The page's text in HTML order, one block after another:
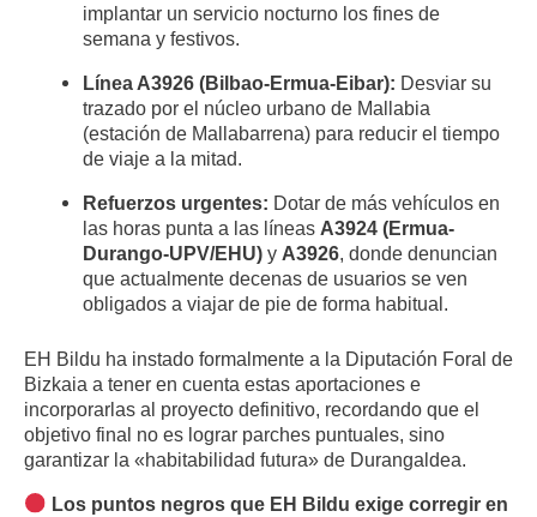
implantar un servicio nocturno los fines de
semana y festivos.
Línea A3926 (Bilbao-Ermua-Eibar): Desviar su
trazado por el núcleo urbano de Mallabia
(estación de Mallabarrena) para reducir el tiempo
de viaje a la mitad.
Refuerzos urgentes: Dotar de más vehículos en
las horas punta a las líneas A3924 (Ermua-
Durango-UPV/EHU) y A3926, donde denuncian
que actualmente decenas de usuarios se ven
obligados a viajar de pie de forma habitual .
EH Bildu ha instado formalmente a la Diputación Foral de
Bizkaia a tener en cuenta estas aportaciones e
incorporarlas al proyecto definitivo, recordando que el
objetivo final no es lograr parches puntuales, sino
garantizar la «habitabilidad futura» de Durangaldea.
Los puntos negros que EH Bildu exige corregir en